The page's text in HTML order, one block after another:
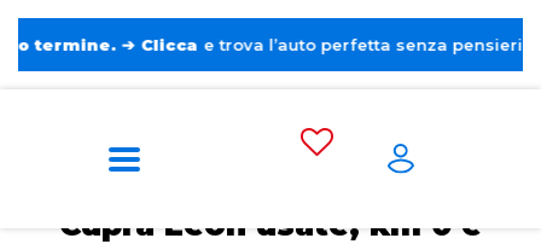
➔ Clicca e trova l’auto perfetta senza pensieri. ❤️
Leon
Cupra Leon usate, km 0 e